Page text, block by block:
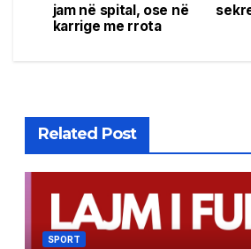
navigation
jam në spital, ose në
karrige me rrota
Related Post
SPORT